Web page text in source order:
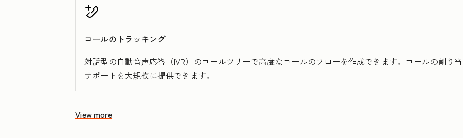
コールのトラッキング
対話型の自動音声応答（IVR）のコールツリーで高度なコールのフローを作成できます。コールの割り
サポートを大規模に提供できます。
View more